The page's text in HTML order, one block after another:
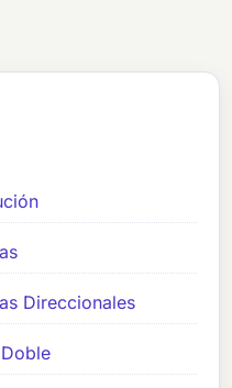
Direccionales